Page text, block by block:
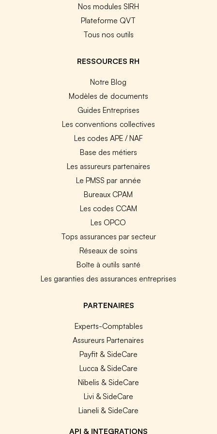
Nos modules SIRH
Plateforme QVT
Tous nos outils
RESSOURCES RH
Notre Blog
Modèles de documents
Guides Entreprises
Les conventions collectives
Les codes APE / NAF
Base des métiers
Les assureurs partenaires
Le PMSS par année
Bureaux CPAM
Les codes CCAM
Les OPCO
Tops assurances par secteur
Réseaux de soins
Boîte à outils santé
Les garanties des assurances entreprises
PARTENAIRES
Experts-Comptables
Assureurs Partenaires
Payfit & SideCare
Lucca & SideCare
Nibelis & SideCare
Livi & SideCare
Lianeli & SideCare
API & INTEGRATIONS